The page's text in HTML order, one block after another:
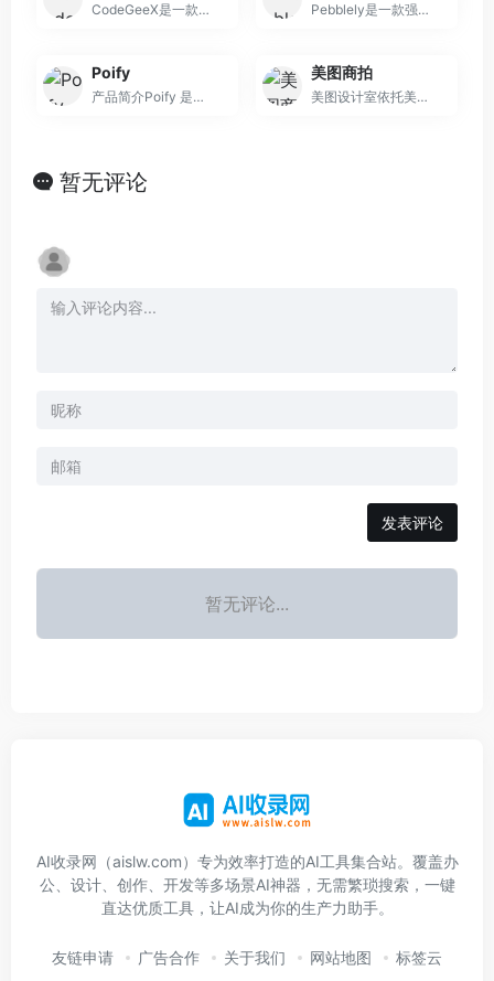
CodeGeeX是一款基于大模型的全能的智能编程助手。它可以实现代码的生成与补全、自动添加注释、代码翻译以及智能问答等功能，能够帮助开发者显著提高工作效率。Co Pebblely是一款强大的AI设计工具，主要用于产品摄影。它结合人工智能技术，为用户提供了集图像生成、编辑和设计于一体的解决方案。该产品主要优点在于操作便捷，
Poify
产品简介Poify 是一个基于人...
美图商拍
美图设计室依托美图秀秀AI图像处理技术，主要功能是根据用户提供的素材快速生成AI商品图等设计内容。其重要性在于极大提高了电商设计等领域的效率，减少了设计师的工作
暂无评论
发表评论
暂无评论...
AI收录网（aislw.com）专为效率打造的AI工具集合站。覆盖办
公、设计、创作、开发等多场景AI神器，无需繁琐搜索，一键
直达优质工具，让AI成为你的生产力助手。
友链申请 广告合作 关于我们 网站地图 标签云